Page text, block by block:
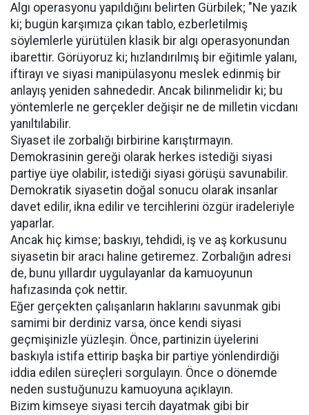
Algı operasyonu yapıldığını belirten Gürbilek; "Ne yazık
ki; bugün karşımıza çıkan tablo, ezberletilmiş
söylemlerle yürütülen klasik bir algı operasyonundan
ibarettir. Görüyoruz ki; hızlandırılmış bir eğitimle yalanı,
iftirayı ve siyasi manipülasyonu meslek edinmiş bir
anlayış yeniden sahnededir. Ancak bilinmelidir ki; bu
yöntemlerle ne gerçekler değişir ne de milletin vicdanı
yanıltılabilir.
Siyaset ile zorbalığı birbirine karıştırmayın.
Demokrasinin gereği olarak herkes istediği siyasi
partiye üye olabilir, istediği siyasi görüşü savunabilir.
Demokratik siyasetin doğal sonucu olarak insanlar
davet edilir, ikna edilir ve tercihlerini özgür iradeleriyle
yaparlar.
Ancak hiç kimse; baskıyı, tehdidi, iş ve aş korkusunu
siyasetin bir aracı haline getiremez. Zorbalığın adresi
de, bunu yıllardır uygulayanlar da kamuoyunun
hafızasında çok nettir.
Eğer gerçekten çalışanların haklarını savunmak gibi
samimi bir derdiniz varsa, önce kendi siyasi
geçmişinizle yüzleşin. Önce, partinizin üyelerini
baskıyla istifa ettirip başka bir partiye yönlendirdiği
iddia edilen süreçleri sorgulayın. Önce o dönemde
neden sustuğunuzu kamuoyuna açıklayın.
Bizim kimseye siyasi tercih dayatmak gibi bir